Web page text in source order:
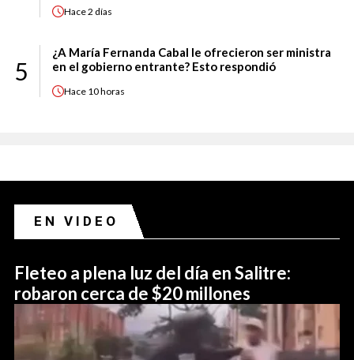
Hace2 días
5
¿A María Fernanda Cabal le ofrecieron ser ministra
en el gobierno entrante? Esto respondió
Hace 10 horas
EN VIDEO
Fleteo a plena luz del día en Salitre:
robaron cerca de $20 millones